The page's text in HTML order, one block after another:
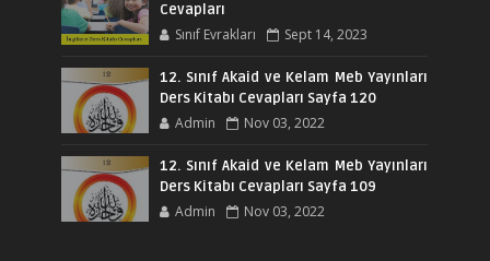
Cevapları
Sınıf Evrakları Sept 14, 2023
12. Sınıf Akaid ve Kelam Meb Yayınları
Ders Kitabı Cevapları Sayfa 120
Admin Nov 03, 2022
12. Sınıf Akaid ve Kelam Meb Yayınları
Ders Kitabı Cevapları Sayfa 109
Admin Nov 03, 2022